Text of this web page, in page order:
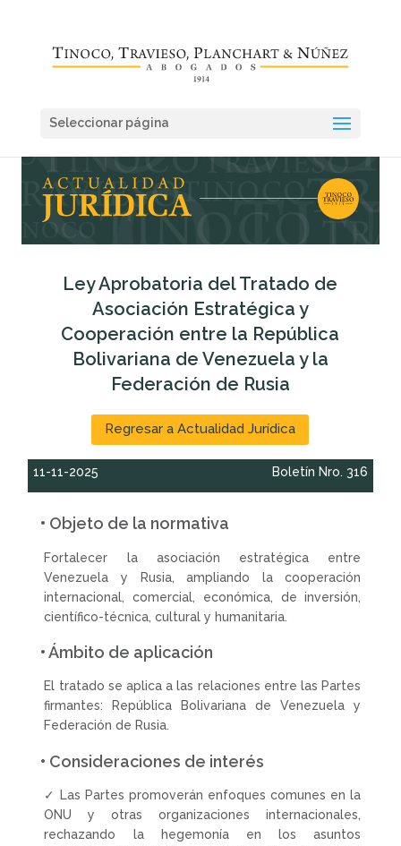
Seleccionar página
Ley Aprobatoria del Tratado de
Asociación Estratégica y
Cooperación entre la República
Bolivariana de Venezuela y la
Federación de Rusia
Regresar a Actualidad Jurídica
11-11-2025 Boletín Nro. 316
• Objeto de la normativa
Fortalecer la asociación estratégica entre
Venezuela y Rusia, ampliando la cooperación
internacional, comercial, económica, de inversión,
científico-técnica, cultural y humanitaria.
• Ámbito de aplicación
El tratado se aplica a las relaciones entre las Partes
firmantes: República Bolivariana de Venezuela y
Federación de Rusia.
• Consideraciones de interés
✓ Las Partes promoverán enfoques comunes en la
ONU y otras organizaciones internacionales,
rechazando la hegemonía en los asuntos